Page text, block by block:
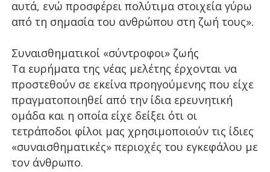
αυτά, ενώ προσφέρει πολύτιμα στοιχεία γύρω
από τη σημασία του ανθρώπου στη ζωή τους».
Συναισθηματικοί «σύντροφοι» ζωής
Τα ευρήματα της νέας μελέτης έρχονται να
προστεθούν σε εκείνα προηγούμενης που είχε
πραγματοποιηθεί από την ίδια ερευνητική
ομάδα και η οποία είχε δείξει ότι οι
τετράποδοι φίλοι μας χρησιμοποιούν τις ίδιες
«συναισθηματικές» περιοχές του εγκεφάλου με
τον άνθρωπο.